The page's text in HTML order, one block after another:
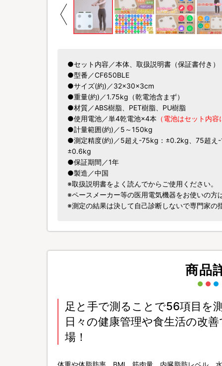
●セット内容／本体、取扱説明書（保証書付き）
●型番／CF650BLE
●サイズ(約)／32×30×3cm
●重量(約)／1.75kg（乾電池含まず）
●材質／ABS樹脂、PET樹脂、PU樹脂
●使用電池／単4乾電池×4本 （電池はセット内
●計量範囲(約)／5～150kg
●測定精度(約)／5超え-75kg：±0.2kg、75超
±0.6kg
●保証期間／1年
●製造／中国
※取扱説明書をよく読んでからご使用ください。
※ペースメーカー等の医用電気機器をお使いの方
※測定の結果は決して自己診断しないで専門家の
商品
足と手で測ることで56項目を
日々の健康管理や食生活の改
場！
体重や体脂肪率、BMI、筋肉量、内臓脂肪レベル、